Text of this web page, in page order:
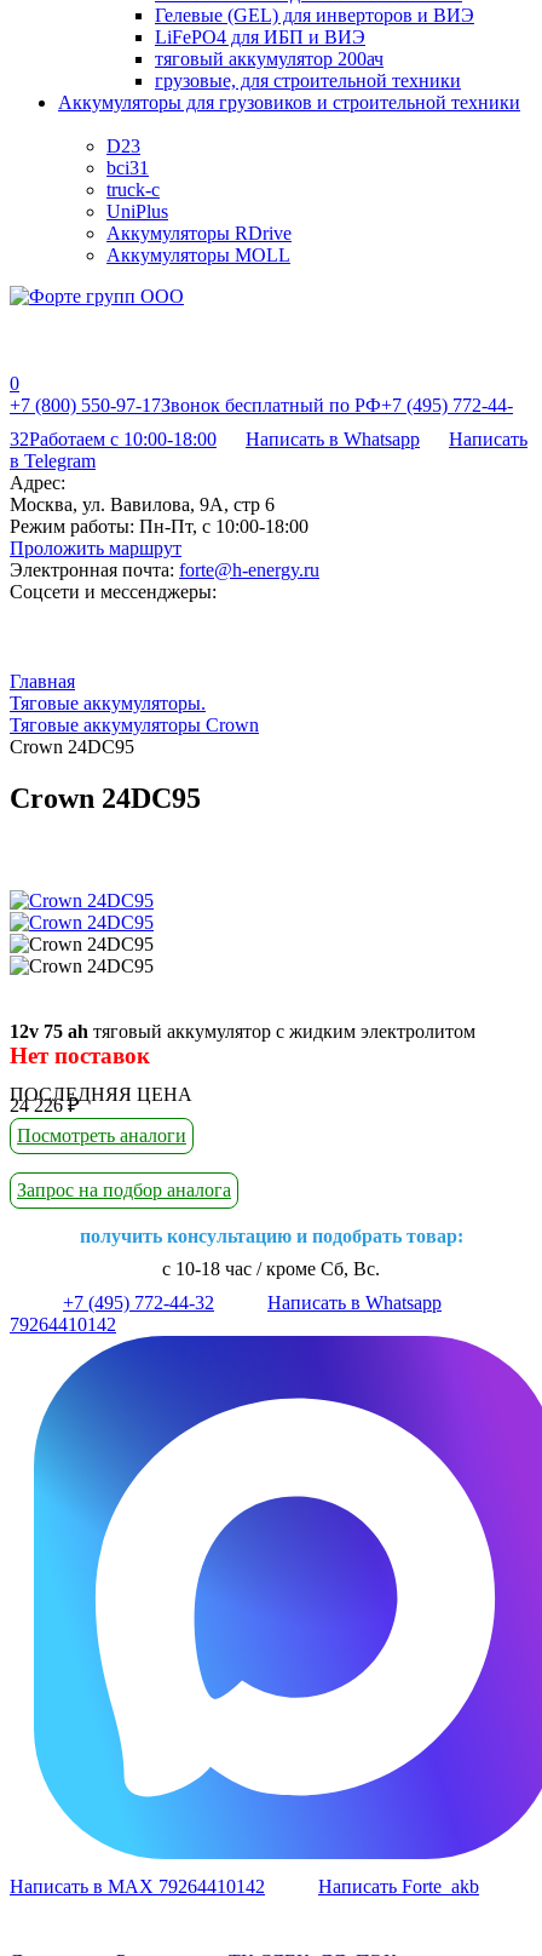
Гелевые (GEL) для инверторов и ВИЭ
LiFePO4 для ИБП и ВИЭ
тяговый аккумулятор 200ач
грузовые, для строительной техники
Аккумуляторы для грузовиков и строительной техники
D23
bci31
truck-c
UniPlus
Аккумуляторы RDrive
Аккумуляторы MOLL
0
+7 (800) 550-97-17Звонок бесплатный по РФ+7 (495) 772-44-
32Работаем с 10:00-18:00 Написать в Whatsapp
Написать
в Telegram
Адрес:
Москва, ул. Вавилова, 9А, стр 6
Режим работы: Пн-Пт, с 10:00-18:00
Проложить маршрут
Электронная почта: forte@h-energy.ru
Соцсети и мессенджеры:
Главная
Тяговые аккумуляторы.
Тяговые аккумуляторы Crown
Crown 24DC95
Crown 24DC95
12v 75 ah тяговый аккумулятор с жидким электролитом
Нет поставок
ПОСЛЕДНЯЯ ЦЕНА
24 226₽
Посмотреть аналоги
Запрос на подбор аналога
получить консультацию и подобрать товар:
с 10-18 час / кроме Сб, Вс.
+7 (495) 772-44-32
Написать в Whatsapp
79264410142
Написать в MAX 79264410142 Написать Forte_akb